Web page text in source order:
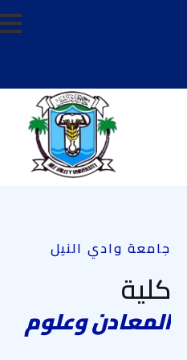
جامعة وادي النيل
كلية
لمعادنوعلومال